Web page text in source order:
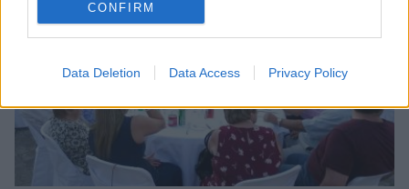
CONFIRM
Data Deletion Data Access Privacy Policy